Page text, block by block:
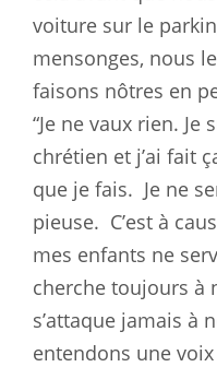
voiture sur le
mensonges, nous
faisons nôtres en
“Je ne vaux rien. Je
chrétien et j’ai fait
que je fais. Je ne
pieuse. C’est à
mes enfants ne
cherche toujours à
s’attaque jamais à
entendons une